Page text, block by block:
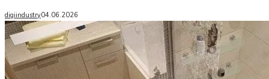
digiindustry04.06.2026